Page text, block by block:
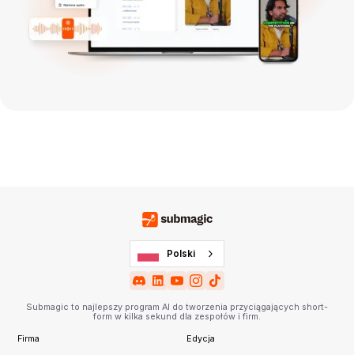
Polski
Submagic to najlepszy program AI do tworzenia przyciągających short-
form w kilka sekund dla zespołów i firm.
Firma Edycja